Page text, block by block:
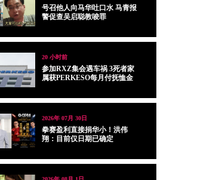
号召他人向马华吐口水 马青报
警促查吴启聪教唆罪
20 小时前
参加RXZ集会遇车祸 3死者家
属获PERKESO每月付抚恤金
2026年 07月 30日
拳赛盈利直接捐华小！洪伟
翔：目前仅日期已确定